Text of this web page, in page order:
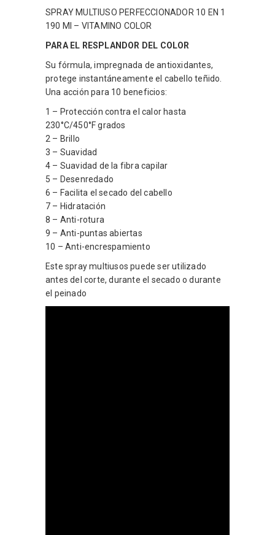
SPRAY MULTIUSO PERFECCIONADOR 10 EN 1
190 Ml – VITAMINO COLOR
PARA EL RESPLANDOR DEL COLOR
Su fórmula, impregnada de antioxidantes,
protege instantáneamente el cabello teñido.
Una acción para 10 beneficios:
1 – Protección contra el calor hasta
230°C/450°F grados
2 – Brillo
3 – Suavidad
4 – Suavidad de la fibra capilar
5 – Desenredado
6 – Facilita el secado del cabello
7 – Hidratación
8 – Anti-rotura
9 – Anti-puntas abiertas
10 – Anti-encrespamiento
Este spray multiusos puede ser utilizado
antes del corte, durante el secado o durante
el peinado